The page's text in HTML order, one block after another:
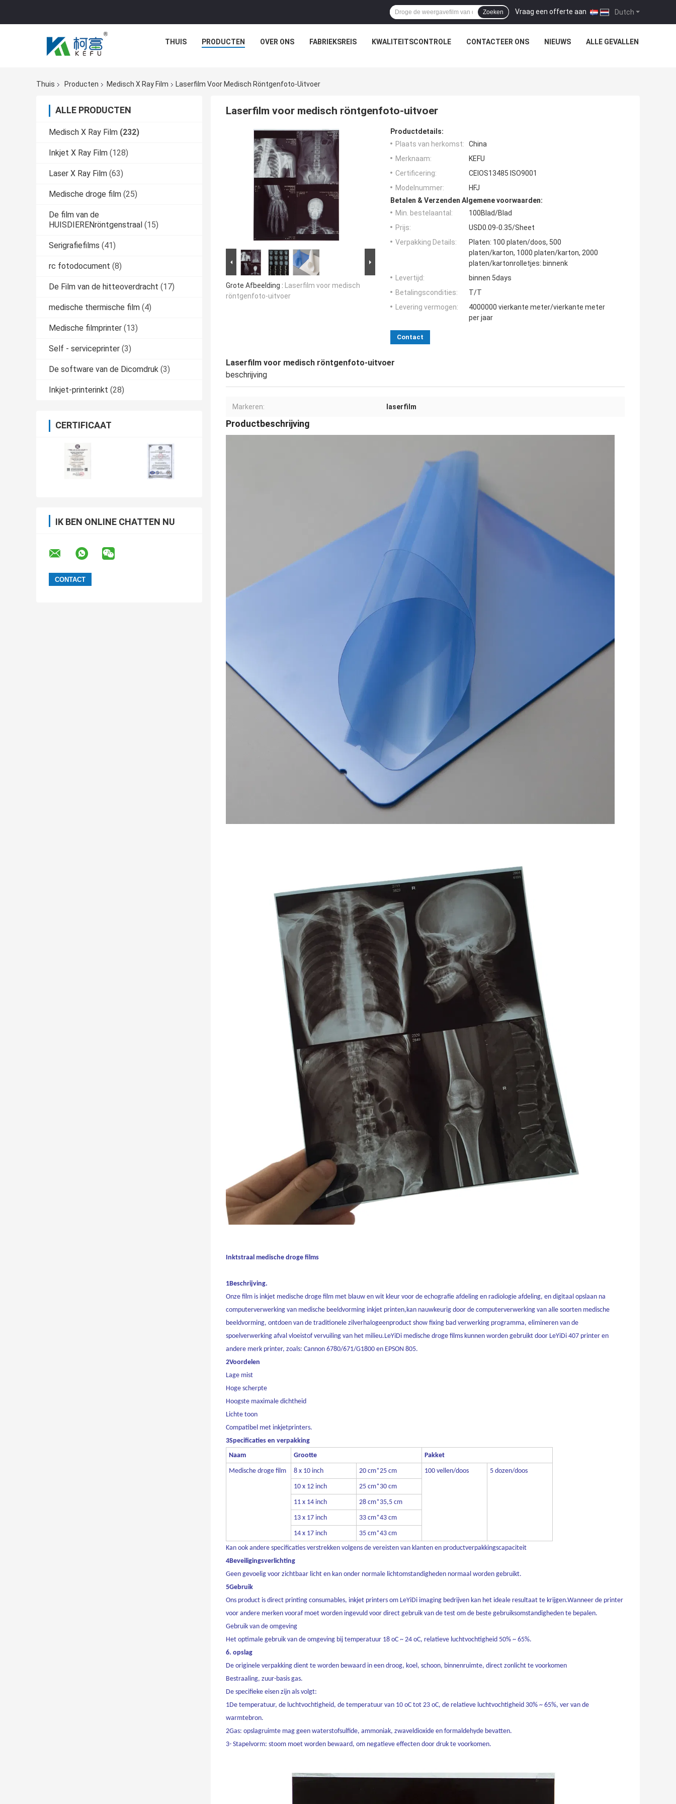
Dutch
Vraag een offerte aan |
Zoeken
THUIS PRODUCTEN OVER ONS FABRIEKSREIS KWALITEITSCONTROLE CONTACTEER ONS NIEUWS ALLE GEVALLEN
Thuis Producten Medisch X Ray Film Laserfilm Voor Medisch Röntgenfoto-Uitvoer
ALLE PRODUCTEN
Medisch X Ray Film (232)
Inkjet X Ray Film (128)
Laser X Ray Film (63)
Medische droge film (25)
De film van de
HUISDIERENröntgenstraal (15)
Serigrafiefilms (41)
rc fotodocument (8)
De Film van de hitteoverdracht (17)
medische thermische film (4)
Medische filmprinter (13)
Self - serviceprinter (3)
De software van de Dicomdruk (3)
Inkjet-printerinkt (28)
CERTIFICAAT
IK BEN ONLINE CHATTEN NU
Laserfilm voor medisch röntgenfoto-uitvoer
Grote Afbeelding : Laserfilm voor medisch
röntgenfoto-uitvoer
Productdetails:
Plaats van herkomst:
China
Merknaam:
KEFU
Certificering:
CEIOS13485 ISO9001
Modelnummer:
HFJ
Betalen & Verzenden Algemene voorwaarden:
Min. bestelaantal:
100Blad/Blad
Prijs:
USD0.09-0.35/Sheet
Verpakking Details:
Platen: 100 platen/doos, 500
platen/karton, 1000 platen/karton, 2000
platen/kartonrolletjes: binnenk
Levertijd:
binnen 5days
Betalingscondities:
T/T
Levering vermogen:
4000000 vierkante meter/vierkante meter
per jaar
Contact
Laserfilm voor medisch röntgenfoto-uitvoer
beschrijving
Markeren: laserfilm
Productbeschrijving
Inktstraal medische droge films
1Beschrijving.
Onze film is inkjet medische droge film met blauw en wit kleur voor de echografie afdeling en radiologie afdeling, en digitaal opslaan na
computerverwerking van medische beeldvorming inkjet printen,kan nauwkeurig door de computerverwerking van alle soorten medische
beeldvorming, ontdoen van de traditionele zilverhalogeenproduct show fixing bad verwerking programma, elimineren van de
spoelverwerking afval vloeistof vervuiling van het milieu.LeYiDi medische droge films kunnen worden gebruikt door LeYiDi 407 printer en
andere merk printer, zoals: Cannon 6780/671/G1800 en EPSON 805.
2Voordelen
Lage mist
Hoge scherpte
Hoogste maximale dichtheid
Lichte toon
Compatibel met inkjetprinters.
3Specificaties en verpakking
Naam
Grootte Pakket
Medische droge film 8 x 10 inch 20 cm*25 cm 100 vellen/doos 5 dozen/doos
10 x 12 inch 25 cm*30 cm
11 x 14 inch 28 cm*35,5 cm
13 x 17 inch 33 cm*43 cm
14 x 17 inch
35 cm*43 cm
Kan ook andere specificaties verstrekken volgens de vereisten van klanten en productverpakkingscapaciteit
4Beveiligingsverlichting
Geen gevoelig voor zichtbaar licht en kan onder normale lichtomstandigheden normaal worden gebruikt.
5Gebruik
Ons product is direct printing consumables, inkjet printers om LeYiDi imaging bedrijven kan het ideale resultaat te krijgen.Wanneer de printer
voor andere merken vooraf moet worden ingevuld voor direct gebruik van de test om de beste gebruiksomstandigheden te bepalen.
Gebruik van de omgeving
Het optimale gebruik van de omgeving bij temperatuur 18 oC ~ 24 oC, relatieve luchtvochtigheid 50% ~ 65%.
6. opslag
De originele verpakking dient te worden bewaard in een droog, koel, schoon, binnenruimte, direct zonlicht te voorkomen
Bestraaling, zuur-basis gas.
De specifieke eisen zijn als volgt:
1De temperatuur, de luchtvochtigheid, de temperatuur van 10 oC tot 23 oC, de relatieve luchtvochtigheid 30% ~ 65%, ver van de
warmtebron.
2Gas: opslagruimte mag geen waterstofsulfide, ammoniak, zwaveldioxide en formaldehyde bevatten.
3- Stapelvorm: stoom moet worden bewaard, om negatieve effecten door druk te voorkomen.